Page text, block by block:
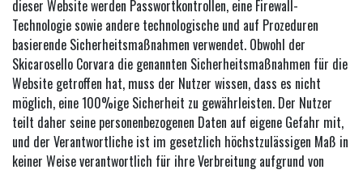
dieser Website werden Passwortkontrollen, eine Firewall-
Technologie sowie andere technologische und auf Prozeduren
basierende Sicherheitsmaßnahmen verwendet. Obwohl der
Skicarosello Corvara die genannten Sicherheitsmaßnahmen für die
Website getroffen hat, muss der Nutzer wissen, dass es nicht
möglich, eine 100%ige Sicherheit zu gewährleisten. Der Nutzer
teilt daher seine personenbezogenen Daten auf eigene Gefahr mit,
und der Verantwortliche ist im gesetzlich höchstzulässigen Maß in
keiner Weise verantwortlich für ihre Verbreitung aufgrund von